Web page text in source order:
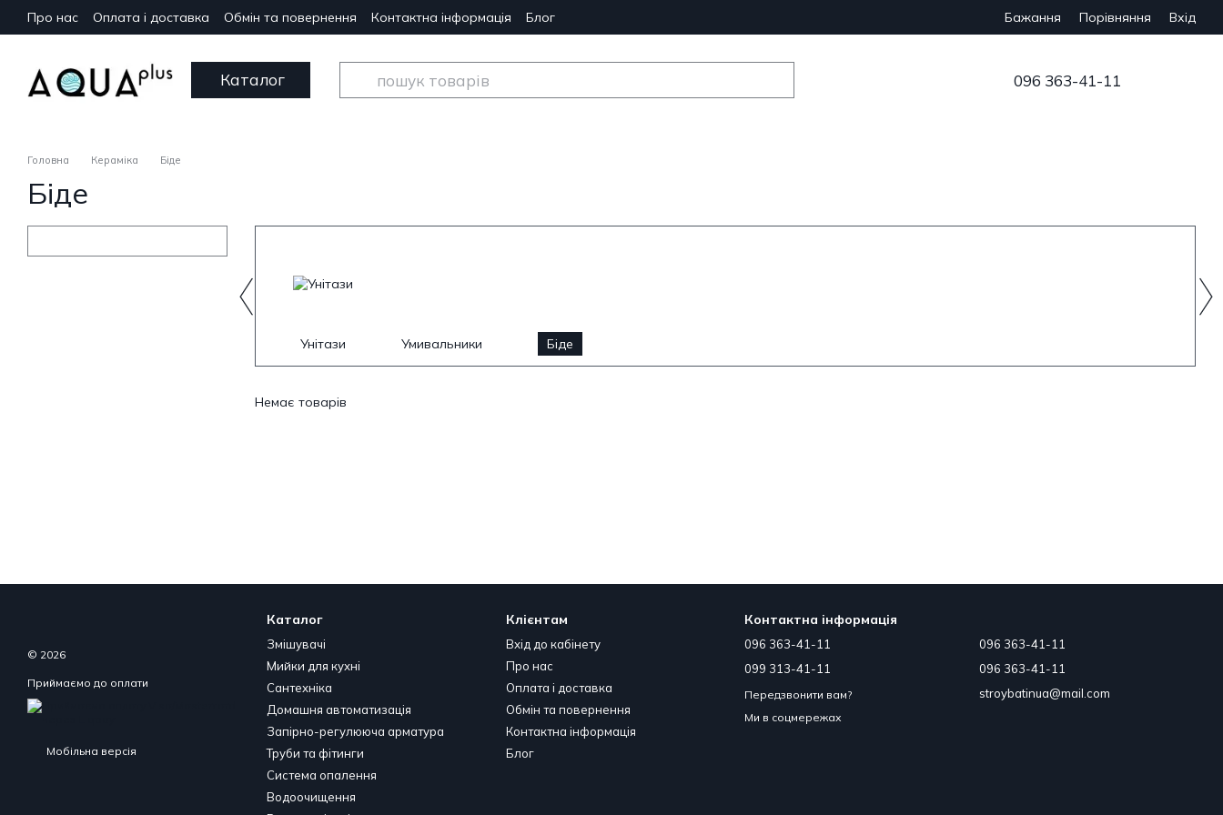
Перейти до основного контенту
Про нас Оплата і доставка Обмін та повернення Контактна інформація Блог Бажання Порівняння Вхід
Каталог 096 363-41-11
Головна Кераміка Біде
Біде
Унітази Умивальники Біде
Немає товарів
© 2026
Приймаємо до оплати
Мобільна версія
Каталог
Змішувачі
Мийки для кухні
Сантехніка
Домашня автоматизація
Запірно-регулююча арматура
Труби та фітинги
Система опалення
Водоочищення
Клієнтам
Вхід до кабінету
Про нас
Оплата і доставка
Обмін та повернення
Контактна інформація
Блог
Контактна інформація
096 363-41-11
099 313-41-11
Передзвонити вам?
096 363-41-11
096 363-41-11
stroybatinua@mail.com
Ми в соцмережах